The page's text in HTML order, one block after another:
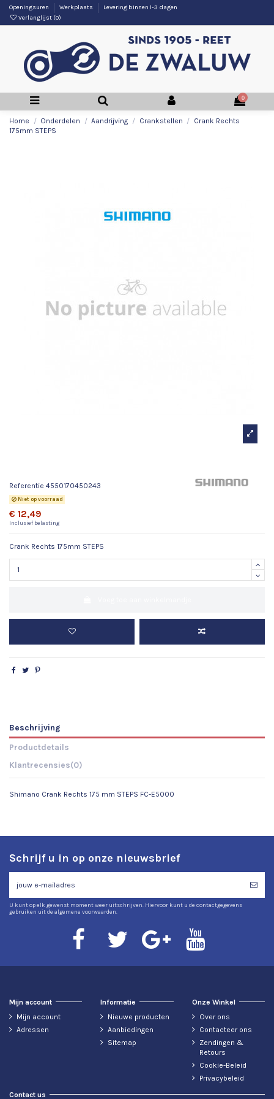
Openingsuren Werkplaats
Levering binnen 1-3 dagen
Verlanglijst (0)
0
Home Onderdelen Aandrijving Crankstellen
Crank Rechts
175mm STEPS
Referentie 4550170450243
Niet op voorraad
€ 12,49
Inclusief belasting
Crank Rechts 175mm STEPS
Beschrijving
Productdetails
Klantrecensies(0)
Shimano Crank Rechts 175 mm STEPS FC-E5000
Schrijf u in op onze nieuwsbrief
U kunt op elk gewenst moment weer uitschrijven. Hiervoor kunt u de contactgegevens
gebruiken uit de algemene voorwaarden.
Mijn account
Mijn account
Adressen
Informatie
Nieuwe producten
Aanbiedingen
Sitemap
Onze Winkel
Over ons
Contacteer ons
Zendingen &
Retours
Cookie-Beleid
Privacybeleid
Contact us